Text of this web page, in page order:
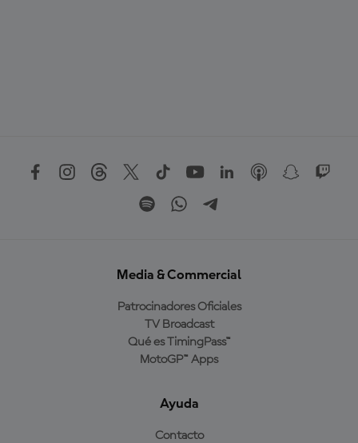
Media & Commercial
Patrocinadores Oficiales
TV Broadcast
Qué es TimingPass™
MotoGP™ Apps
Ayuda
Contacto